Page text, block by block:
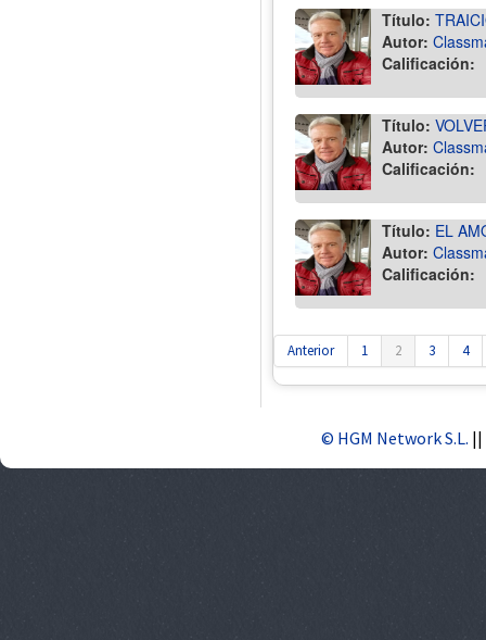
Título:
Autor:
Calificación:
Título:
Autor:
Calificación:
Título: EL
Autor:
Calificación:
Anterior 1 2 3 4
© HGM Network S.L. ||